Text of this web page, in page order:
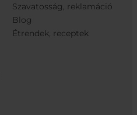
Szavatosság, reklamáció
Blog
Étrendek, receptek